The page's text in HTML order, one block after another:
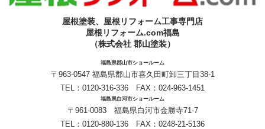
屋根塗装、屋根リフォーム工事専門店
屋根リフォーム.com福島
（株式会社 郡山塗装）
福島県郡山市ショールーム
〒963-0547 福島県郡山市喜久田町卸三丁目38-1
TEL： 0120-316-336 FAX：024-963-1451
福島県白河市ショールーム
〒961-0083 福島県白河市金勝寺71-7
TEL： 0120-880-136 FAX：0248-21-5136